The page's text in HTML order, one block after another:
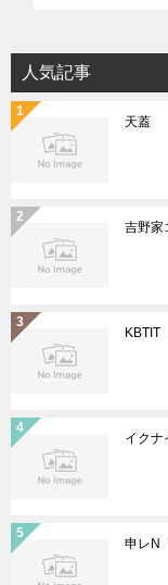
人気記事
天蓋
吉野家
KBTIT
イクナ
申レN